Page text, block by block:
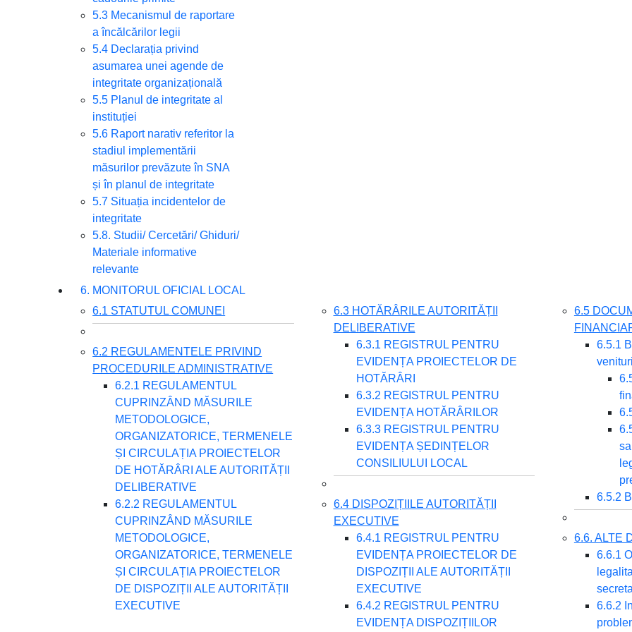
5.3 Mecanismul de raportare
a încălcărilor legii
5.4 Declarația privind
asumarea unei agende de
integritate organizațională
5.5 Planul de integritate al
instituției
5.6 Raport narativ referitor la
stadiul implementării
măsurilor prevăzute în SNA
și în planul de integritate
5.7 Situația incidentelor de
integritate
5.8. Studii/ Cercetări/ Ghiduri/
Materiale informative
relevante
6. MONITORUL OFICIAL LOCAL
6.1 STATUTUL COMUNEI
6.2 REGULAMENTELE PRIVIND
PROCEDURILE ADMINISTRATIVE
6.2.1 REGULAMENTUL
CUPRINZÂND MĂSURILE
METODOLOGICE,
ORGANIZATORICE, TERMENELE
ȘI CIRCULAȚIA PROIECTELOR
DE HOTĂRÂRI ALE AUTORITĂȚII
DELIBERATIVE
6.2.2 REGULAMENTUL
CUPRINZÂND MĂSURILE
METODOLOGICE,
ORGANIZATORICE, TERMENELE
ȘI CIRCULAȚIA PROIECTELOR
DE DISPOZIȚII ALE AUTORITĂȚII
EXECUTIVE
6.3 HOTĂRÂRILE AUTORITĂȚII
DELIBERATIVE
6.3.1 REGISTRUL PENTRU
EVIDENȚA PROIECTELOR DE
HOTĂRÂRI
6.3.2 REGISTRUL PENTRU
EVIDENȚA HOTĂRÂRILOR
6.3.3 REGISTRUL PENTRU
EVIDENȚA ȘEDINȚELOR
CONSILIULUI LOCAL
6.4 DISPOZIȚIILE AUTORITĂȚII
EXECUTIVE
6.4.1 REGISTRUL PENTRU
EVIDENȚA PROIECTELOR DE
DISPOZIȚII ALE AUTORITĂȚII
EXECUTIVE
6.4.2 REGISTRUL PENTRU
EVIDENȚA DISPOZIȚIILOR
6.5
6.5.1
venituri
6.5.2
6.6. ALTE
6.6.1
6.6.2